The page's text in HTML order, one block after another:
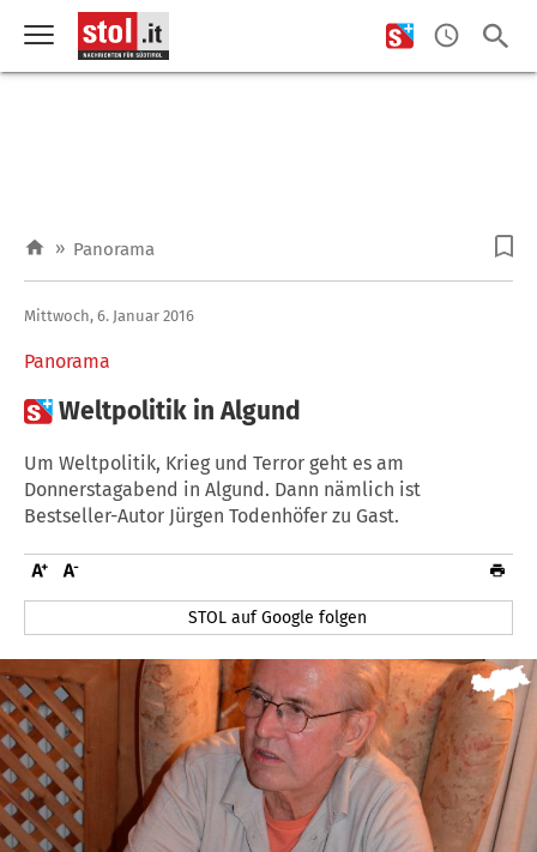
» Panorama
Panorama
Mittwoch, 6. Januar 2016
Weltpolitik in Algund
Um Weltpolitik, Krieg und Terror geht es am
Donnerstagabend in Algund. Dann nämlich ist
Bestseller-Autor Jürgen Todenhöfer zu Gast.
STOL auf Google folgen